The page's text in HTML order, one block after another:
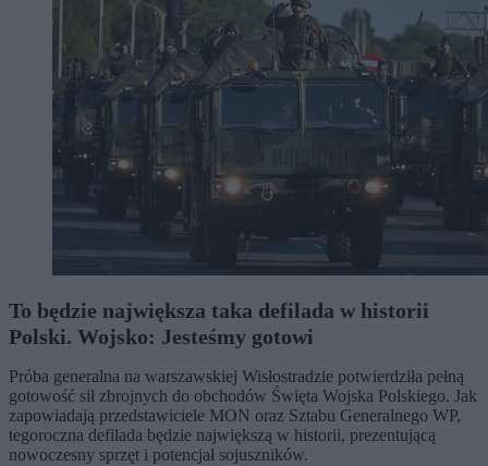
To będzie największa taka defilada w historii
Polski. Wojsko: Jesteśmy gotowi
Próba generalna na warszawskiej Wisłostradzie potwierdziła pełną
gotowość sił zbrojnych do obchodów Święta Wojska Polskiego. Jak
zapowiadają przedstawiciele MON oraz Sztabu Generalnego WP,
tegoroczna defilada będzie największą w historii, prezentującą
nowoczesny sprzęt i potencjał sojuszników.